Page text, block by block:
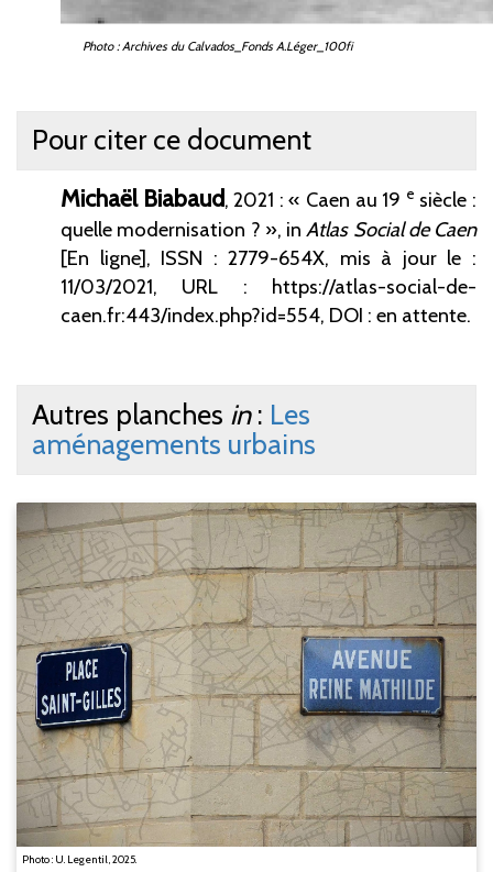
Photo : Archives du Calvados_Fonds A.Léger_100fi
Pour citer ce document
Michaël Biabaud, 2021 : « Caen au 19 e siècle :
quelle modernisation ? », inAtlas Social de Caen
[En ligne], ISSN : 2779-654X, mis à jour le :
11/03/2021, URL : https://atlas-social-de-
caen.fr:443/index.php?id=554, DOI : en attente.
Autres planches in: Les
aménagements urbains
Photo : U. Legentil, 2025.